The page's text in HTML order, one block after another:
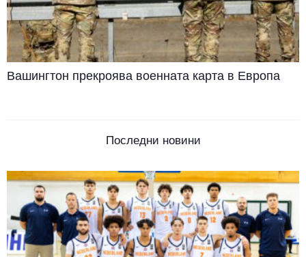
Вашингтон прекроява военната карта в Европа
Последни новини